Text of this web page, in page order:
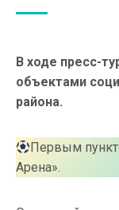
В ходе пресс-
объектами
района.
Первым
Арена».